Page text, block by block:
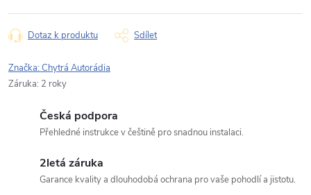
Váš dotaz
Dotaz k produktu Sdílet
Značka:Chytrá Autorádia
Záruka: 2 roky
Česká podpora
Přehledné instrukce v češtině pro snadnou instalaci.
2letá záruka
Garance kvality a dlouhodobá ochrana pro vaše pohodlí a jistotu.